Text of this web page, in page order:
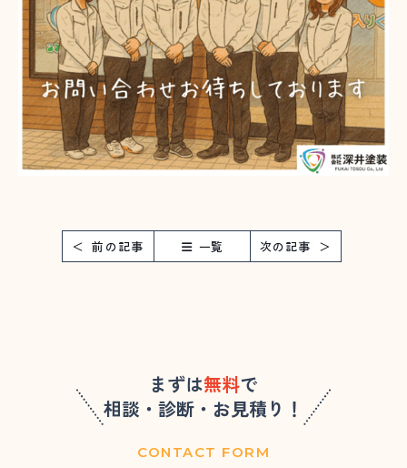
前の記事 一覧 次の記事
まずは無料で
相談・診断・お見積り！
CONTACT FORM